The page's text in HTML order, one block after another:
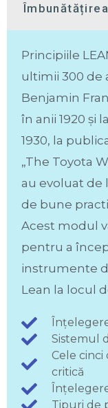
Principiile
ultimii 300 de
Benjamin
în anii 1920 și
1930, la
„The Toyota
au evoluat de
de bune
Acest modul
pentru a
instrumente
Lean la locul
Sistemul
Cele
critică
Tipuri de